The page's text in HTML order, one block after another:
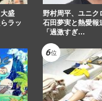
盛
ラッ
野村周平、ユニク
石田夢実と熱愛報
「過激すぎ…